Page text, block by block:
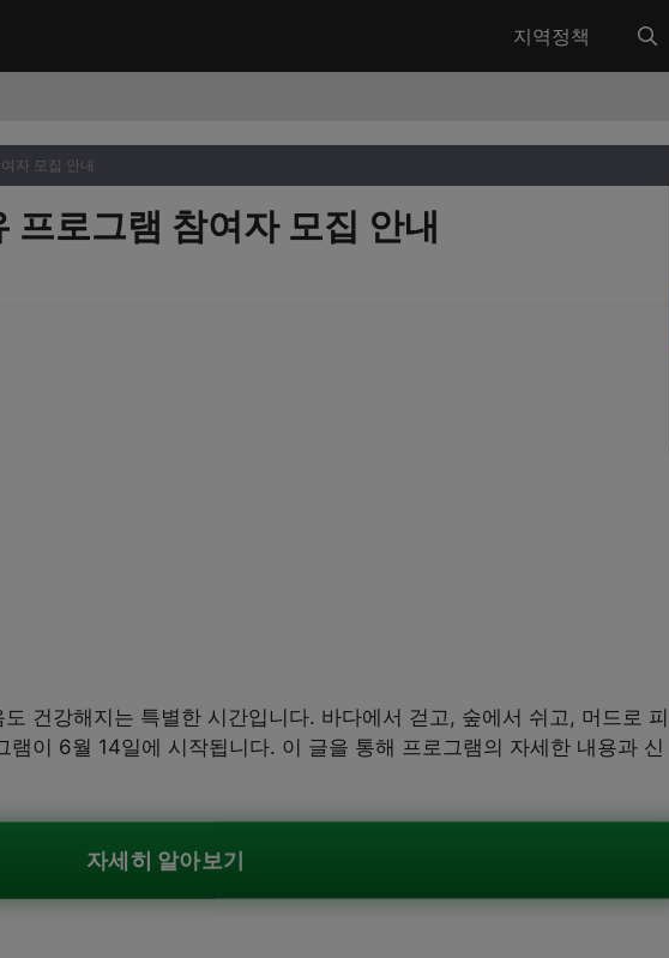
지역정책
자 모집 안내
로그램 참여자 모집 안내
건강해지는 특별한 시간입니다. 바다에서 걷고, 숲에서 쉬고, 머드로 피
이 6월 14일에 시작됩니다. 이 글을 통해 프로그램의 자세한 내용과 신
자세히 알아보기